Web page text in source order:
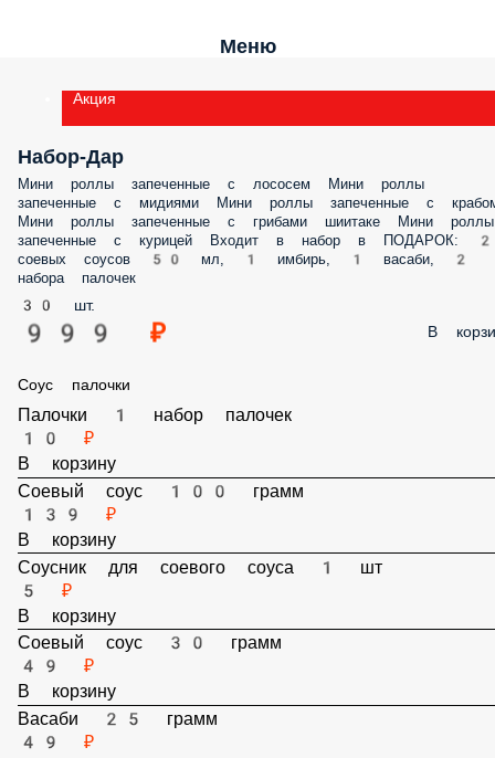
Меню
Акция
Набор-Дар
Мини роллы запеченные с лососем Мини роллы запеченные с
мидиями Мини роллы запеченные с крабом Мини роллы
с грибами шиитаке Мини роллы запеченные с курицей Входит в
в ПОДАРОК: 2 соевых соусов 50 мл, 1 имбирь, 1 васаби, 2 набора
палочек
30 шт.
999 ₽
Палочки 1 набор палочек
10 ₽
Соевый соус 100 грамм
139 ₽
В корзину
5 ₽
В корзину
Соевый соус 30 грамм
49 ₽
В корзину